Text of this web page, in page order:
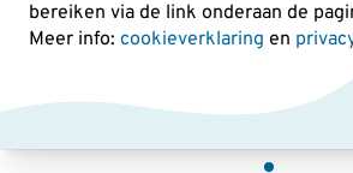
bereiken via de link onderaan de
Meer info: cookieverklaring en